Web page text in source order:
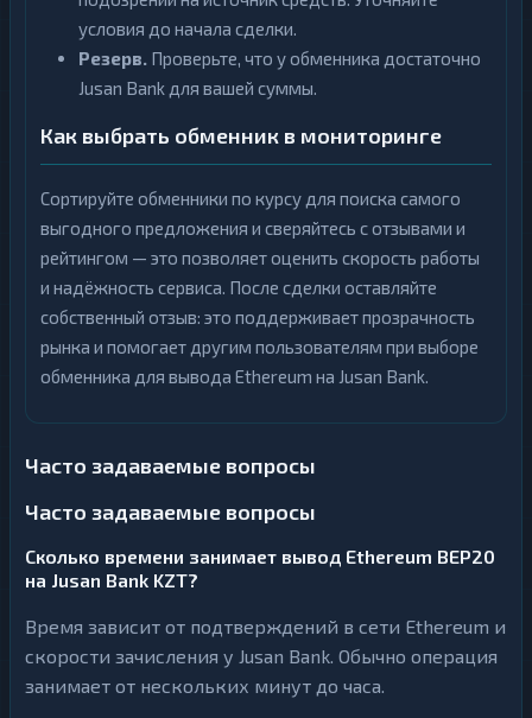
условия до начала сделки.
Резерв. Проверьте, что у обменника достаточно
Jusan Bank для вашей суммы.
Как выбрать обменник в мониторинге
Сортируйте обменники по курсу для поиска самого
выгодного предложения и сверяйтесь с отзывами и
рейтингом — это позволяет оценить скорость работы
и надёжность сервиса. После сделки оставляйте
собственный отзыв: это поддерживает прозрачность
рынка и помогает другим пользователям при выборе
обменника для вывода Ethereum на Jusan Bank.
Часто задаваемые вопросы
Часто задаваемые вопросы
Сколько времени занимает вывод Ethereum BEP20
на Jusan Bank KZT?
Время зависит от подтверждений в сети Ethereum и
скорости зачисления у Jusan Bank. Обычно операция
занимает от нескольких минут до часа.